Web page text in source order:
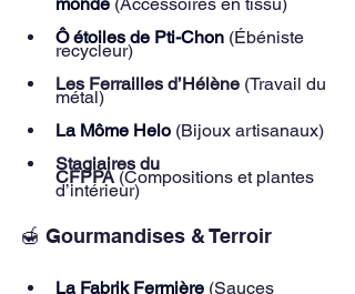
Ô étoiles de Pti-Chon (Ébéniste
recycleur)
Les Ferrailles d’Hélène (Travail du
métal)
La Môme Helo (Bijoux artisanaux)
Stagiaires du
CFPPA (Compositions et plantes
d’intérieur)
🍯 Gourmandises & Terroir
La Fabrik Fermière (Sauces